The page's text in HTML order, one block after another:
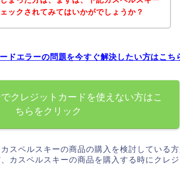
ックされてみてはいかがでしょうか？
ドエラーの問題を今すぐ解決したい方はこち
クレジットカードを使えない方はこ
ちらをクリック
スペルスキーの商品の購入を検討している
カスペルスキーの商品を購入する時にクレ